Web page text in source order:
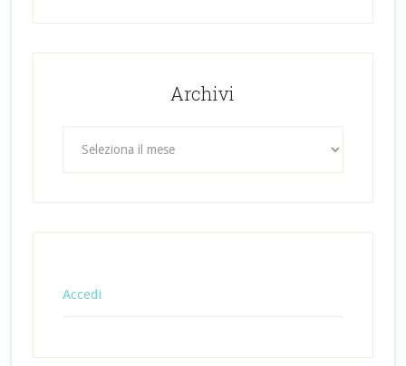
Archivi
Accedi